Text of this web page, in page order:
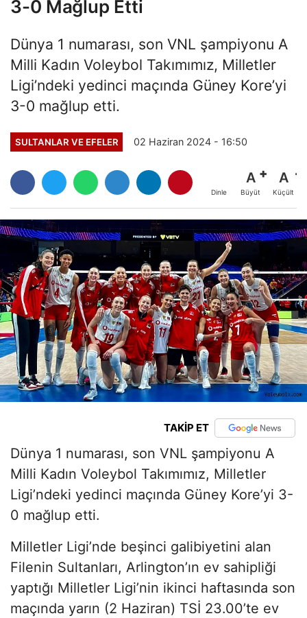
3-0 Mağlup Etti
Dünya 1 numarası, son VNL şampiyonu A
Milli Kadın Voleybol Takımımız, Milletler
Ligi’ndeki yedinci maçında Güney Kore’yi
3-0 mağlup etti.
SULTANLAR VE EFELER 02 Haziran 2024 - 16:50
Dinle
A
Büyüt
A
Küçült
TAKİP ET
Dünya 1 numarası, son VNL şampiyonu A
Milli Kadın Voleybol Takımımız, Milletler
Ligi’ndeki yedinci maçında Güney Kore’yi 3-
0 mağlup etti.
Milletler Ligi’nde beşinci galibiyetini alan
Filenin Sultanları, Arlington’ın ev sahipliği
yaptığı Milletler Ligi’nin ikinci haftasında son
maçında yarın (2 Haziran) TSİ 23.00’te ev